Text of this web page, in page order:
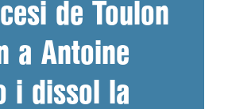
de Toulon
a Antoine
i dissol la